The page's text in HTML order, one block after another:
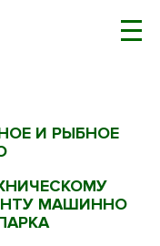
И РЫБНОЕ
МАШИННО